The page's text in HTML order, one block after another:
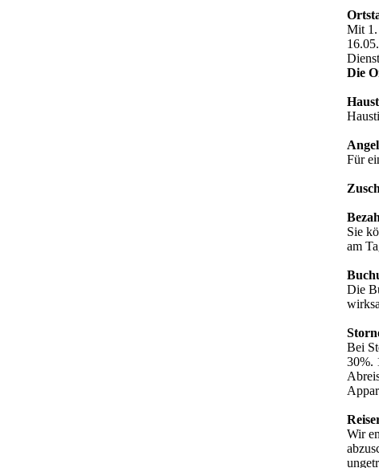
Mit 1.
Die
Für
Sie
am
Die
Bei
30%.
Wir